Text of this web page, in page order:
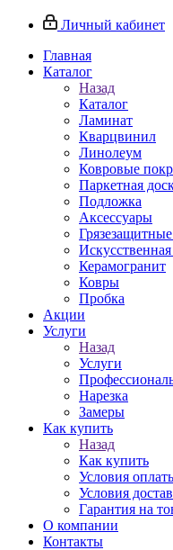
Личный кабинет
Главная
Каталог
Назад
Каталог
Ламинат
Кварцвинил
Линолеум
Ковровые
Паркетная
Подложка
Аксессуары
Искусственная
Керамогранит
Ковры
Пробка
Акции
Услуги
Назад
Услуги
Нарезка
Замеры
Как купить
Назад
Как купить
Условия
Условия
Гарантия на
О компании
Контакты